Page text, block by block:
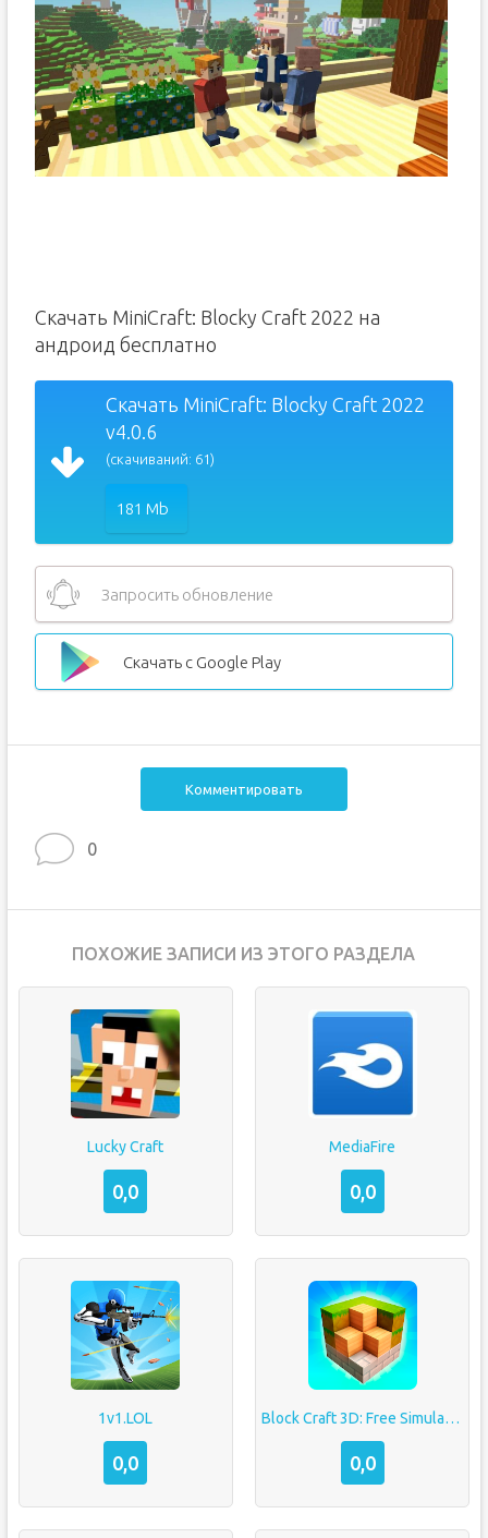
Скачать MiniCraft: Blocky Craft 2022 на
андроид бесплатно
Скачать MiniCraft: Blocky Craft 2022
v4.0.6
(скачиваний: 61)
181 Mb
Запросить обновление
Скачать с Google Play
Комментировать
0
ПОХОЖИЕ ЗАПИСИ ИЗ ЭТОГО РАЗДЕЛА
Lucky Craft
0,0
MediaFire
0,0
1v1.LOL
0,0
Block Craft 3D: Free Simulator
0,0